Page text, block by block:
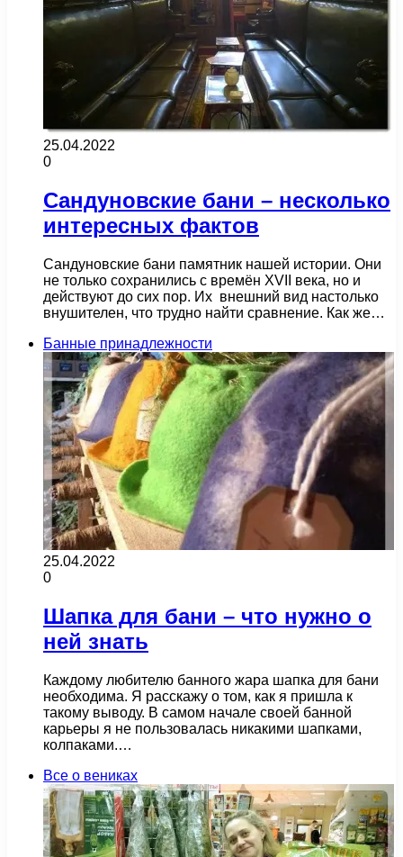
25.04.2022
0
Сандуновские бани – несколько
интересных фактов
Сандуновские бани памятник нашей истории. Они
не только сохранились с времён ХVII века, но и
действуют до сих пор. Их внешний вид настолько
внушителен, что трудно найти сравнение. Как же…
Банные принадлежности
25.04.2022
0
Шапка для бани – что нужно о
ней знать
Каждому любителю банного жара шапка для бани
необходима. Я расскажу о том, как я пришла к
такому выводу. В самом начале своей банной
карьеры я не пользовалась никакими шапками,
колпаками.…
Все о вениках